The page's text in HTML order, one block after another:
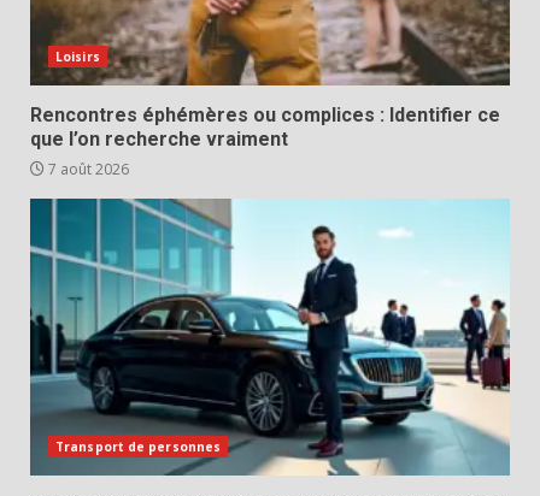
Loisirs
Rencontres éphémères ou complices : Identifier ce
que l’on recherche vraiment
7 août 2026
Transport de personnes